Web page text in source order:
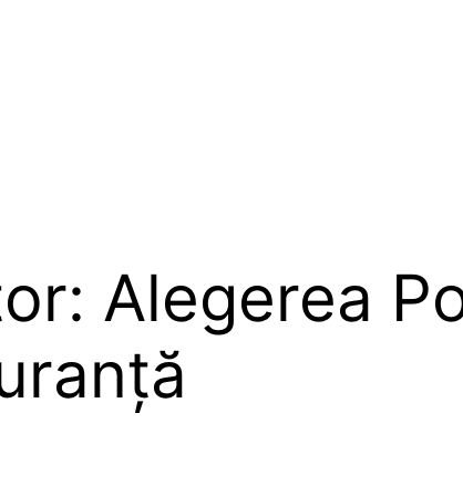
Alegerea